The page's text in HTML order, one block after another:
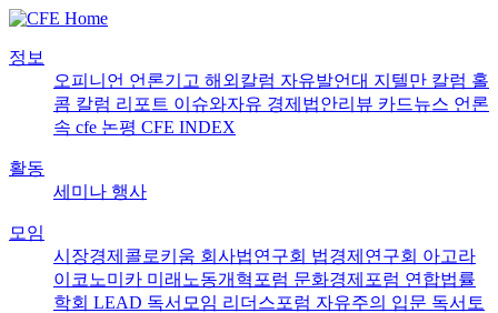
정보
오피니언 언론기고 해외칼럼 자유발언대 지텔만 칼럼 홀
콤 칼럼 리포트 이슈와자유 경제법안리뷰 카드뉴스 언론
속 cfe 논평 CFE INDEX
활동
세미나 행사
모임
시장경제콜로키움 회사법연구회 법경제연구회 아고라
이코노미카 미래노동개혁포럼 문화경제포럼 연합법률
학회 LEAD 독서모임 리더스포럼 자유주의 입문 독서토